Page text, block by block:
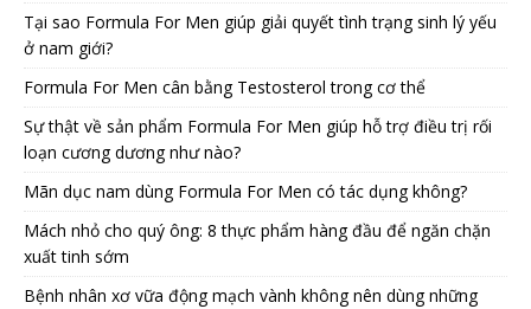
Tại sao Formula For Men giúp giải quyết tình trạng sinh lý yếu
ở nam giới?
Formula For Men cân bằng Testosterol trong cơ thể
Sự thật về sản phẩm Formula For Men giúp hỗ trợ điều trị rối
loạn cương dương như nào?
Mãn dục nam dùng Formula For Men có tác dụng không?
Mách nhỏ cho quý ông: 8 thực phẩm hàng đầu để ngăn chặn
xuất tinh sớm
Bệnh nhân xơ vữa động mạch vành không nên dùng những